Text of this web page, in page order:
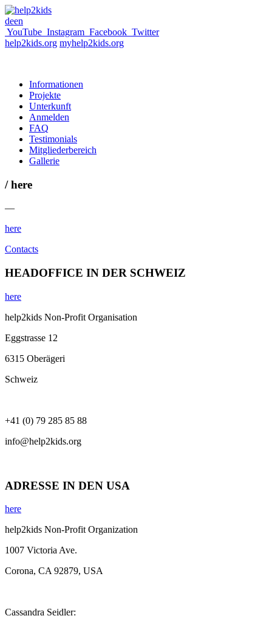
deen
YouTube Instagram Facebook Twitter
help2kids.org myhelp2kids.org
Informationen
Projekte
Unterkunft
Anmelden
FAQ
Testimonials
Mitgliederbereich
Gallerie
/ here
—
here
Contacts
HEADOFFICE IN DER SCHWEIZ
here
help2kids Non-Profit Organisation
Eggstrasse 12
6315 Oberägeri
Schweiz
+41 (0) 79 285 85 88
info@help2kids.org
ADRESSE IN DEN USA
here
help2kids Non-Profit Organization
1007 Victoria Ave.
Corona, CA 92879, USA
Cassandra Seidler: